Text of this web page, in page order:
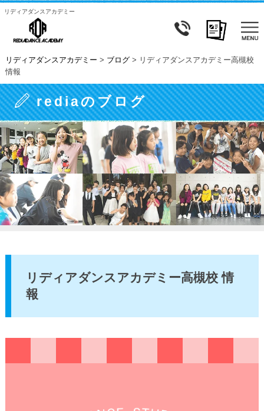
リディアダンスアカデミー
リディアダンスアカデミー > ブログ> リディアダンスアカデミー高槻校
情報
rediaのブログ
リディアダンスアカデミー高槻校 情
報